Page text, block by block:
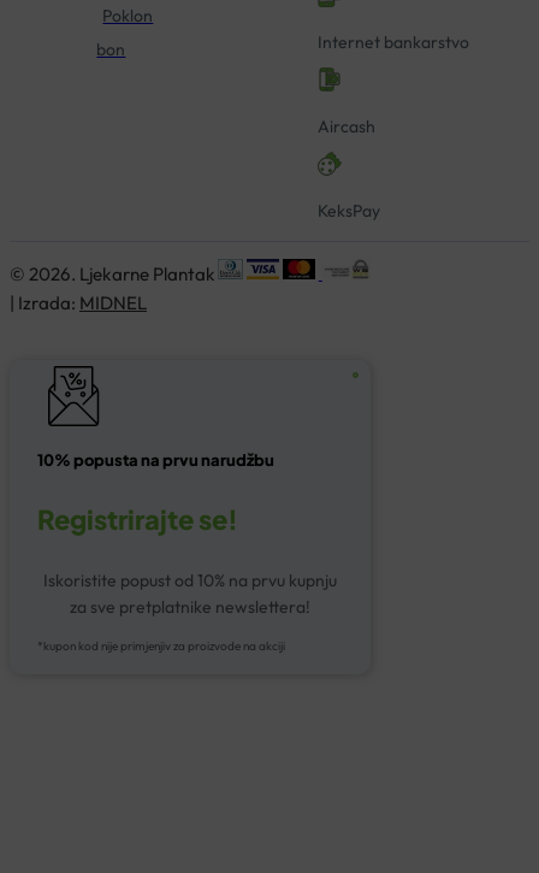
Poklon
bon
Internet bankarstvo
Aircash
KeksPay
© 2026. Ljekarne Plantak
| Izrada: MIDNEL
10% popusta na prvu narudžbu
Registrirajte se!
Iskoristite popust od 10% na prvu kupnju
za sve pretplatnike newslettera!
*kupon kod nije primjenjiv za proizvode na akciji